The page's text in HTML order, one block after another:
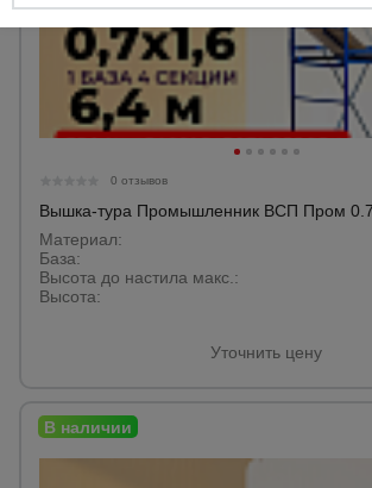
0 отзывов
Вышка-тура Промышленник ВСП Пром
Материал:
База:
Высота до настила макс.:
Высота:
Уточнить цену